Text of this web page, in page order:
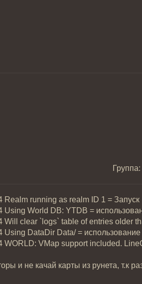
Realm running as realm ID 1 =
Using World DB: YTDB =
Will clear `logs` table of entries older
Using DataDir Data/ =
WORLD: VMap support included.
и не качай карты из рунета, т.к